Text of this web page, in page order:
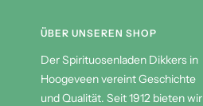
ÜBER UNSEREN SHOP
Der Spirituosenladen Dikkers in
Hoogeveen vereint Geschichte
und Qualität. Seit 1912 bieten wir